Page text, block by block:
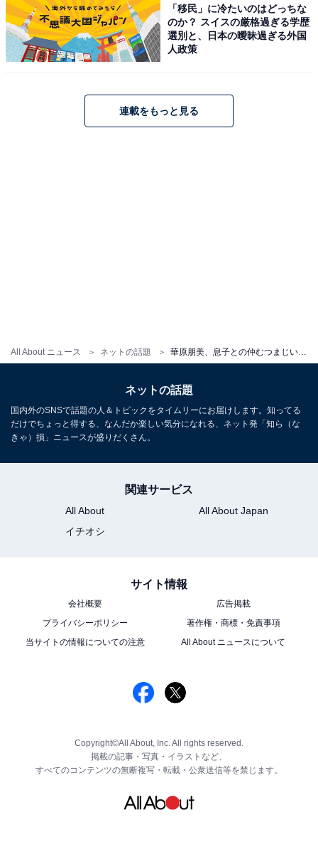
All About ニュース ネットの話題
「移民」に冷たいのはどっちな
のか？ スイスの厳格過ぎる学歴
選別と、日本の曖昧過ぎる外国
人政策
連載をもっと見る
ネットの話題
国内外のSNSで話題の人＆トピックをタイムリーにお届けします。知ってる
だけでちょっと得する、なんだか楽しい気分になれる、ネット発「知ら（な
きゃ）損」ニュースが盛りだくさん。
関連サービス
All About
All About Japan
イチオシ
サイト情報
会社概要
広告掲載
プライバシーポリシー
著作権・商標・免責事項
当サイトの情報についての注意
All About ニュースについて
Copyright©All About, Inc. All rights reserved.
掲載の記事・写真・イラストなど、
すべてのコンテンツの無断複写・転載・公衆送信等を禁じます。